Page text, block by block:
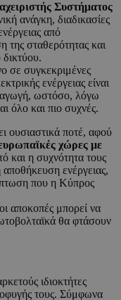
Συστήματος
ανάγκη, διαδικασίες
από
της σταθερότητας και
σε συγκεκριμένες
ενέργειας είναι
ωστόσο, λόγω
όλο και πιο συχνές.
ουσιαστικά ποτέ, αφού
χώρες με
και η συχνότητα τους
ενέργειας,
που η Κύπρος
αποκοπές μπορεί να
θα φτάσουν
ιδιοκτήτες
τους. Σύμφωνα